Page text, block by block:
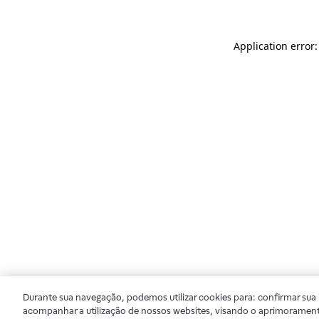
Application
Durante sua navegação, podemos utilizar cookies para: confirmar
acompanhar a utilização de nossos websites, visando o